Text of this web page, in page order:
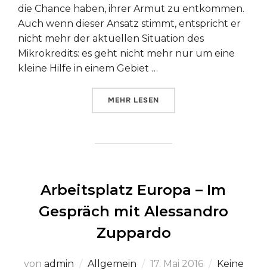
die Chance haben, ihrer Armut zu entkommen.
Auch wenn dieser Ansatz stimmt, entspricht er
nicht mehr der aktuellen Situation des
Mikrokredits: es geht nicht mehr nur um eine
kleine Hilfe in einem Gebiet …
MEHR ÜBER „MIKROKREDITE:
LESEN
Arbeitsplatz Europa – Im
Gespräch mit Alessandro
Zuppardo
von admin Allgemein
Veröffentlicht
17. Mai 2016
Keine